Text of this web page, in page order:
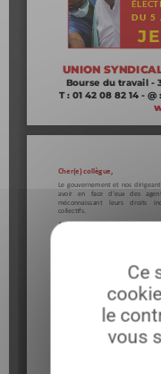
Ce
le
vous